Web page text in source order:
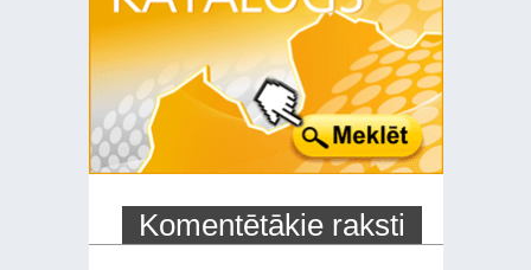
Komentētākie raksti